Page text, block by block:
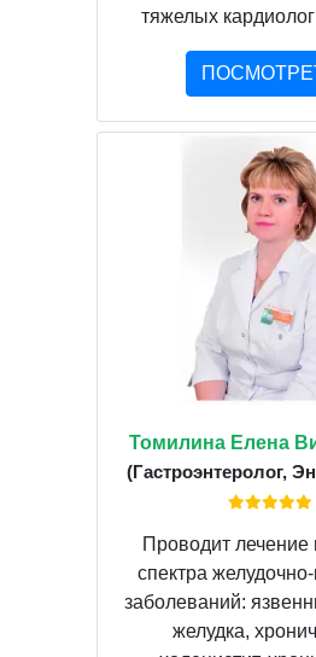
тяжелых
Томилина Елена
(Гастроэнтеролог,
Проводит лечение
спектра
заболеваний:
желудка,